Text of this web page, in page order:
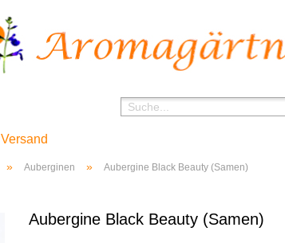
Versand
» Auberginen » Aubergine Black Beauty (Samen)
Aubergine Black Beauty (Samen)